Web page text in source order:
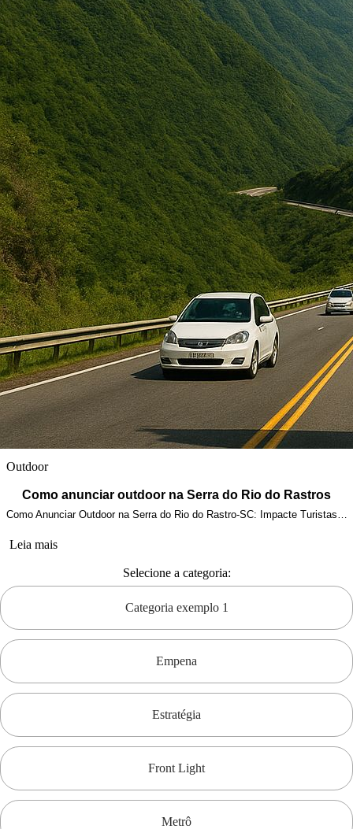
Outdoor
Como anunciar outdoor na Serra do Rio do Rastros
Como Anunciar Outdoor na Serra do Rio do Rastro-SC: Impacte Turistas…
Leia mais
Selecione a categoria:
Categoria exemplo 1
Empena
Estratégia
Front Light
Metrô